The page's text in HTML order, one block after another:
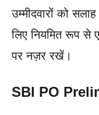
उम्मीदवारों को
लिए नियमित रूप से
पर नज़र रखें।
SBI PO